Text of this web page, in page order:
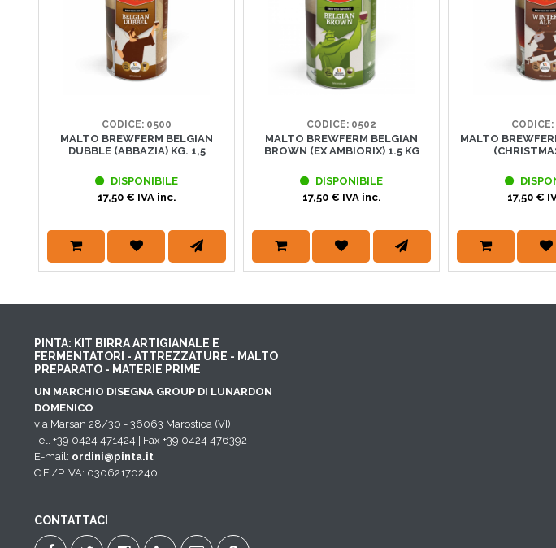
CODICE: 0500
MALTO BREWFERM BELGIAN
DUBBLE (ABBAZIA) KG. 1,5
DISPONIBILE
17,50 € IVA inc.
CODICE: 0502
MALTO BREWFERM BELGIAN
BROWN (EX AMBIORIX) 1.5 KG
DISPONIBILE
17,50 € IVA inc.
MALTO
17,50 €
PINTA: KIT BIRRA ARTIGIANALE E
FERMENTATORI - ATTREZZATURE - MALTO
PREPARATO - MATERIE PRIME
UN MARCHIO DISEGNA GROUP DI LUNARDON
DOMENICO
via Marsan 28/30 - 36063 Marostica (VI)
Tel. +39 0424 471424 | Fax +39 0424 476392
E-mail: ordini@pinta.it
C.F./P.IVA: 03062170240
CONTATTACI